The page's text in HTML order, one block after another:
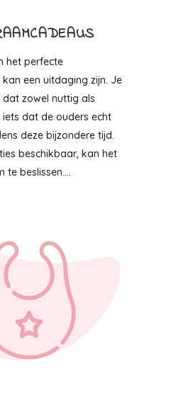
het perfecte
een uitdaging zijn. Je
zowel nuttig als
dat de ouders echt
deze bijzondere tijd.
beschikbaar, kan het
te beslissen....